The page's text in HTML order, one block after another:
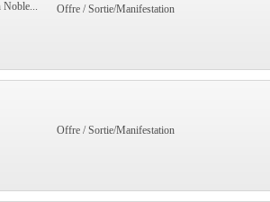
Offre / Sortie/Manifestation
Offre / Sortie/Manifestation